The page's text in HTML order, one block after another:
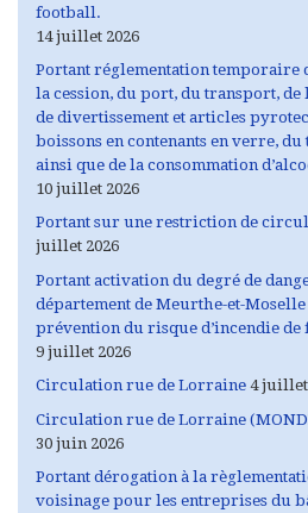
football.
14 juillet 2026
Portant réglementation temporaire
la cession, du port, du transport,
de divertissement et articles
boissons en contenants en verre,
ainsi que de la consommation
10 juillet 2026
Portant sur une restriction de
juillet 2026
Portant activation du degré de
département de Meurthe-et-Moselle
prévention du risque d’incendie de
9 juillet 2026
Circulation rue de Lorraine 4 juillet
Circulation rue de Lorraine
30 juin 2026
Portant dérogation à la
voisinage pour les entreprises du